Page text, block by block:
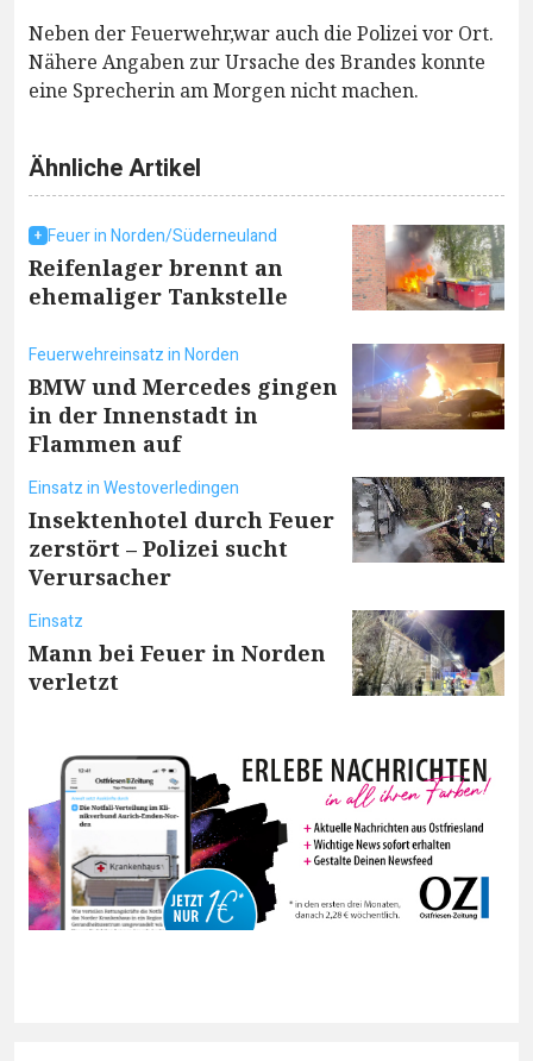
Neben der Feuerwehr,war auch die Polizei vor Ort.
Nähere Angaben zur Ursache des Brandes konnte
eine Sprecherin am Morgen nicht machen.
Ähnliche Artikel
Feuer in Norden/Süderneuland
Reifenlager brennt an
ehemaliger Tankstelle
Feuerwehreinsatz in Norden
BMW und Mercedes gingen
in der Innenstadt in
Flammen auf
Einsatz in Westoverledingen
Insektenhotel durch Feuer
zerstört – Polizei sucht
Verursacher
Einsatz
Mann bei Feuer in Norden
verletzt